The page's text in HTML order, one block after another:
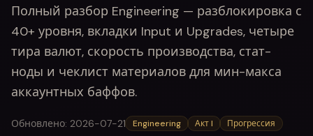
Полный разбор Engineering — разблокировка с
40+ уровня, вкладки Input и Upgrades, четыре
тира валют, скорость производства, стат-
ноды и чеклист материалов для мин-макса
аккаунтных баффов.
Обновлено: 2026-07-21 Engineering Акт I Прогрессия